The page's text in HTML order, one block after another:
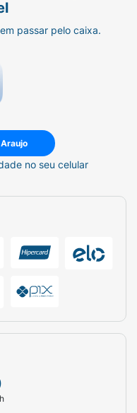
passar pelo caixa.
no seu celular